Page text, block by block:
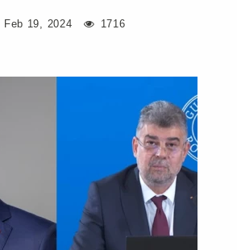
Feb 19, 2024 1716